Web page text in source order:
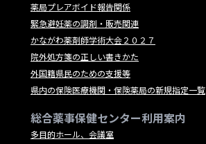
薬局プレアボイド報告関係
緊急避妊薬の調剤・販売関連
かながわ薬剤師学術大会２０２７
院外処方箋の正しい書きかた
外国籍県民のための支援等
県内の保険医療機関・保険薬局の新規指定一覧
総合薬事保健センター利用案内
多目的ホール、会議室